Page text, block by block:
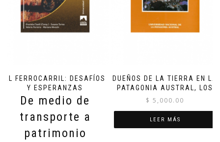
EL FERROCARRIL: DESAFÍOS
Y ESPERANZAS
De medio de
transporte a
patrimonio
DUEÑOS DE LA TIERRA EN LA
PATAGONIA AUSTRAL, LOS
$ 5,000.00
LEER MÁS